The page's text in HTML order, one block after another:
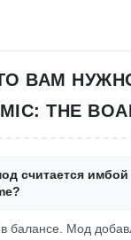
ВАМ
THE
считается
балансе. Мод